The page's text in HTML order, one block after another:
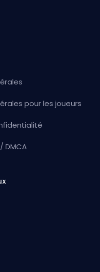
pour les joueurs
DMCA